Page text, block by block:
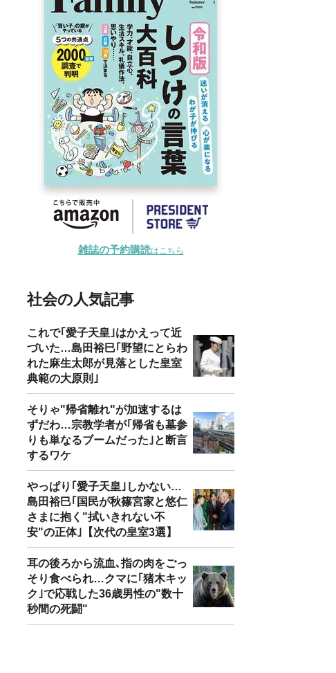
雑誌の予約購読はこちら
社会の人気記事
これで｢愛子天皇｣はかえって近
づいた…島田裕巳｢野望にとらわ
れた麻生太郎が見落とした皇室
典範の大原則｣
そりゃ"帰省離れ"が加速するは
ずだわ…宗教学者が｢帰省も墓参
りも単なるブームだった｣と断言
するワケ
やっぱり｢愛子天皇｣しかない…
島田裕巳｢国民が秋篠宮家と悠仁
さまに抱く"拭いきれない不
安"の正体｣【次代の皇室3選】
耳の後ろから流血､指の肉をごっ
そり食べられ…クマに｢猪木キッ
ク｣で応戦した36歳男性の"数十
秒間の死闘"